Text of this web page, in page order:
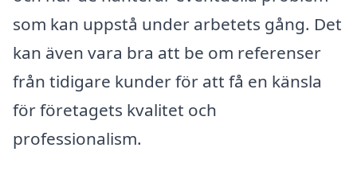
som kan uppstå under arbetets gång. Det
kan även vara bra att be om referenser
från tidigare kunder för att få en känsla
för företagets kvalitet och
professionalism.